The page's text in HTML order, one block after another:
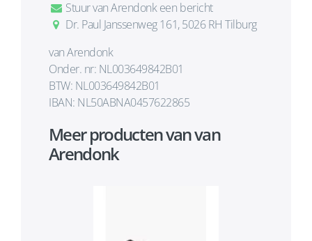
Stuur van Arendonk een bericht
Dr. Paul Janssenweg 161, 5026 RH Tilburg
van Arendonk
Onder. nr: NL003649842B01
BTW: NL003649842B01
IBAN: NL50ABNA0457622865
Meer producten van van
Arendonk